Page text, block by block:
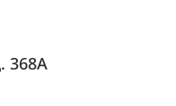
368А